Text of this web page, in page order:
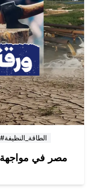
#الطاقة_النظيفة
مصر في مواجهة